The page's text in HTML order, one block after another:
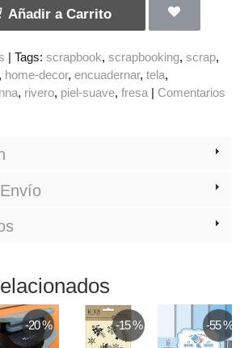
Añadir a Carrito
| Tags: scrapbook scrapbooking scrap
home-decor encuadernar tela
rivero piel-suave fresa | Comentarios
% -15 % -55 %